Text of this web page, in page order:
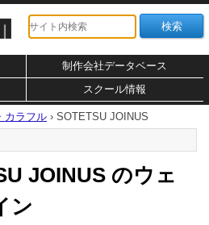
制作会社データベース
スクール情報
カラフル › SOTETSU JOINUS
JOINUS のウェ
ン